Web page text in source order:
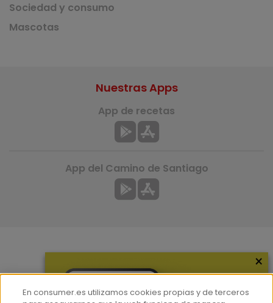
Sociedad y consumo
Mascotas
Nuestras Apps
App de recetas
App del Camino de Santiago
×
En consumer.es utilizamos cookies propias y de terceros